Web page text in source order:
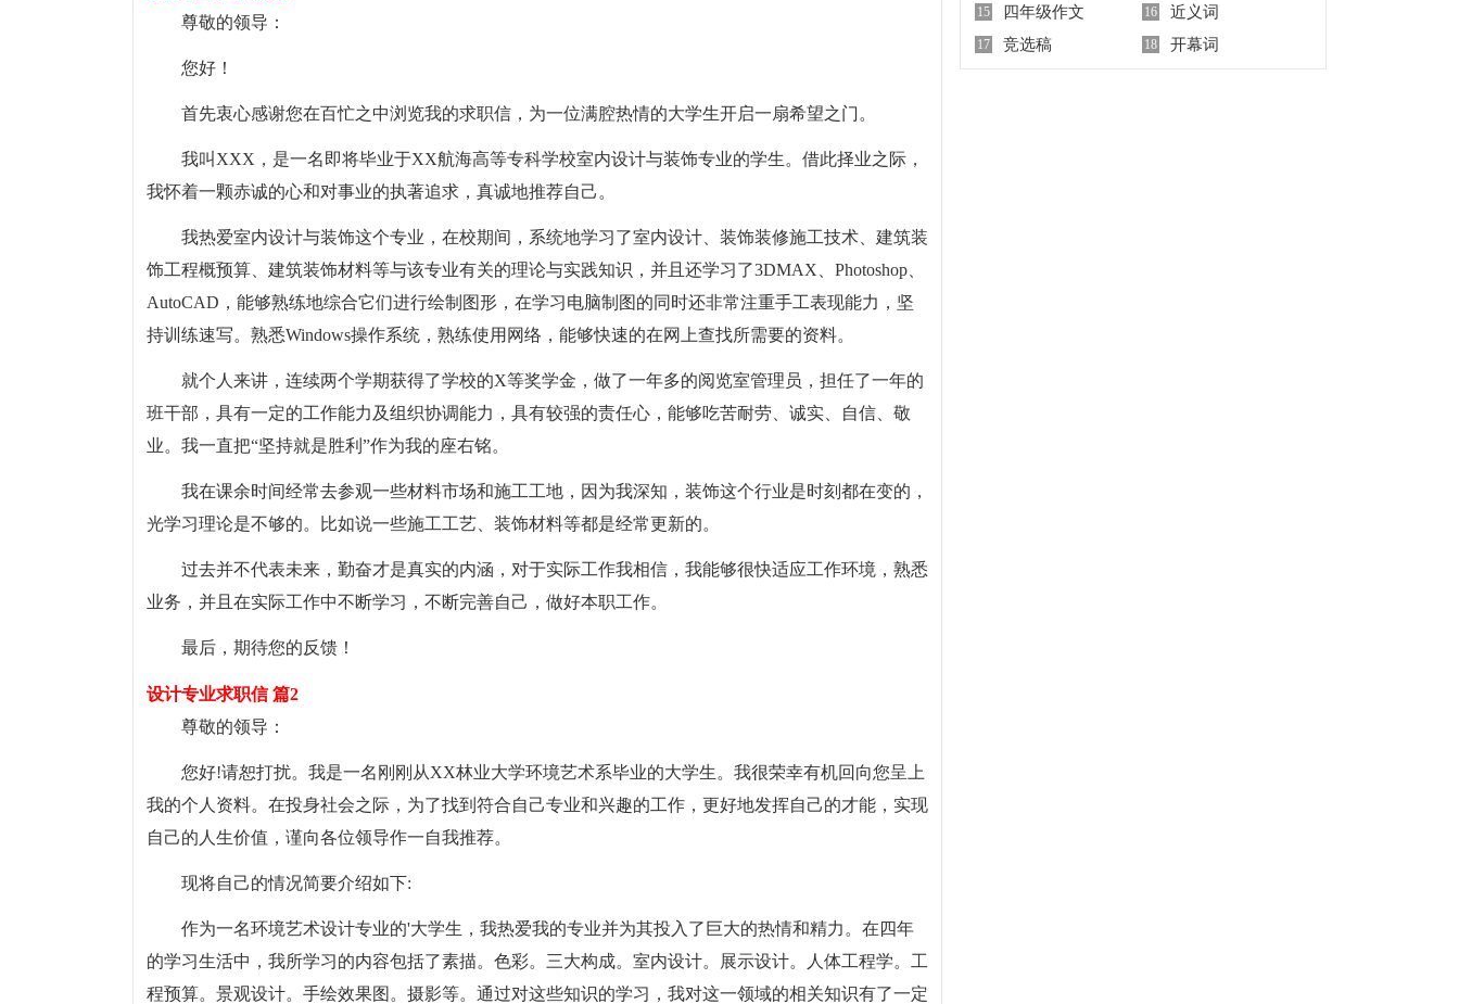
尊敬的领导：
您好！
首先衷心感谢您在百忙之中浏览我的求职信，为一位满腔热情的大学生开启一扇希望之门。
我叫XXX，是一名即将毕业于XX航海高等专科学校室内设计与装饰专业的学生。借此择业之际，
我怀着一颗赤诚的心和对事业的执著追求，真诚地推荐自己。
我热爱室内设计与装饰这个专业，在校期间，系统地学习了室内设计、装饰装修施工技术、建筑装
饰工程概预算、建筑装饰材料等与该专业有关的理论与实践知识，并且还学习了3DMAX、Photoshop、
AutoCAD，能够熟练地综合它们进行绘制图形，在学习电脑制图的同时还非常注重手工表现能力，坚
持训练速写。熟悉Windows操作系统，熟练使用网络，能够快速的在网上查找所需要的资料。
就个人来讲，连续两个学期获得了学校的X等奖学金，做了一年多的阅览室管理员，担任了一年的
班干部，具有一定的工作能力及组织协调能力，具有较强的责任心，能够吃苦耐劳、诚实、自信、敬
业。我一直把“坚持就是胜利”作为我的座右铭。
我在课余时间经常去参观一些材料市场和施工工地，因为我深知，装饰这个行业是时刻都在变的，
光学习理论是不够的。比如说一些施工工艺、装饰材料等都是经常更新的。
过去并不代表未来，勤奋才是真实的内涵，对于实际工作我相信，我能够很快适应工作环境，熟悉
业务，并且在实际工作中不断学习，不断完善自己，做好本职工作。
最后，期待您的反馈！
设计专业求职信 篇2
尊敬的领导：
您好!请恕打扰。我是一名刚刚从XX林业大学环境艺术系毕业的大学生。我很荣幸有机回向您呈上
我的个人资料。在投身社会之际，为了找到符合自己专业和兴趣的工作，更好地发挥自己的才能，实现
自己的人生价值，谨向各位领导作一自我推荐。
现将自己的情况简要介绍如下:
作为一名环境艺术设计专业的'大学生，我热爱我的专业并为其投入了巨大的热情和精力。在四年
的学习生活中，我所学习的内容包括了素描。色彩。三大构成。室内设计。展示设计。人体工程学。工
程预算。景观设计。手绘效果图。摄影等。通过对这些知识的学习，我对这一领域的相关知识有了一定
15 四年级作文 16 近义词
17 竞选稿 18 开幕词